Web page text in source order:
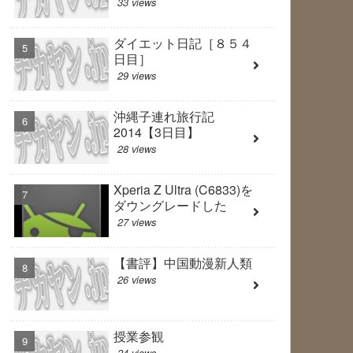
ダイエット日記［８５４
日目］
29 views
沖縄子連れ旅行記
2014【3日目】
28 views
Xperia Z Ultra (C6833)を
ダウングレードした
27 views
【書評】中国動漫新人類
26 views
授業参観